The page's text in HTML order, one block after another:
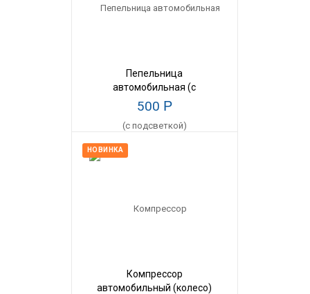
Пепельница
автомобильная (с
подсветкой)
500 Р
НОВИНКА
Компрессор
автомобильный (колесо)